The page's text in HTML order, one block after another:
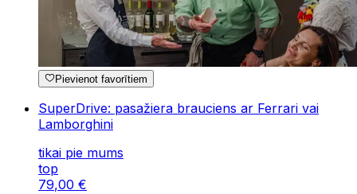
Pievienot favorītiem
SuperDrive: pasažiera brauciens ar Ferrari vai
Lamborghini
tikai pie mums
top
79,00 €